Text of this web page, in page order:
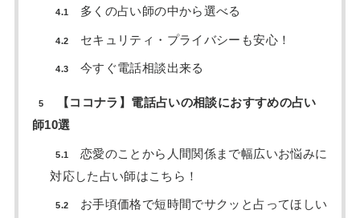
4.1 多くの占い師の中から選べる
4.2 セキュリティ・プライバシーも安心！
4.3 今すぐ電話相談出来る
5
【ココナラ】電話占いの相談におすすめの占い
師10選
5.1
恋愛のことから人間関係まで幅広いお悩みに
対応した占い師はこちら！
5.2
お手頃価格で短時間でサクッと占ってほしい